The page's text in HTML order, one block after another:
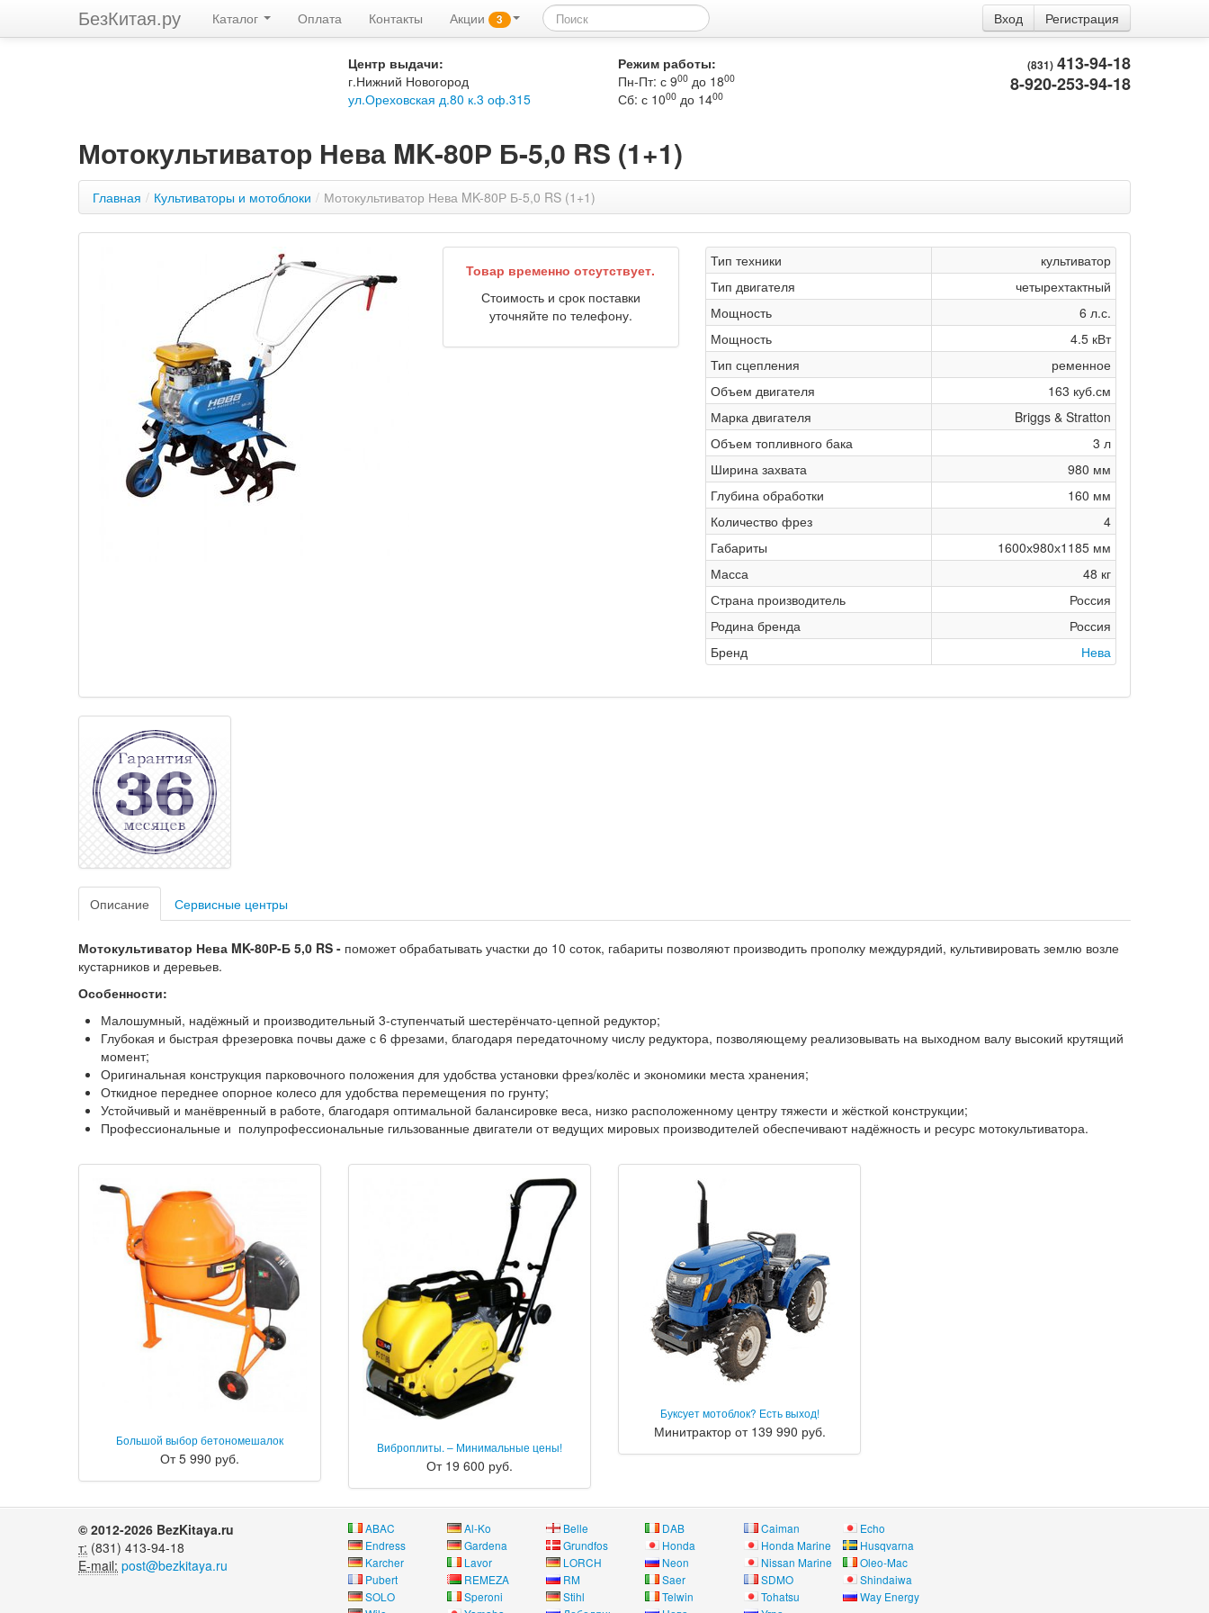
БезКитая.ру Каталог Оплата Контакты Акции 3 Вход Регистрация
Центр выдачи:
г.Нижний Новогород
ул.Ореховская д.80 к.3 оф.315
Режим работы:
Пн-Пт: с 900 до 1800
Сб: с 1000 до 1400
(831) 413-94-18
8-920-253-94-18
Мотокультиватор Нева MK-80Р Б-5,0 RS (1+1)
Главная / Культиваторы и мотоблоки / Мотокультиватор Нева MK-80Р Б-5,0 RS (1+1)
Товар временно отсутствует.
Стоимость и срок поставки
уточняйте по телефону.
Тип техники
культиватор
Тип двигателя
четырехтактный
Мощность
6 л.с.
Мощность
4.5 кВт
Тип сцепления
ременное
Объем двигателя
163 куб.см
Марка двигателя
Briggs & Stratton
Объем топливного бака
3 л
Ширина захвата
980 мм
Глубина обработки
160 мм
Количество фрез
4
Габариты
1600х980х1185 мм
Масса
48 кг
Страна производитель
Россия
Родина бренда
Россия
Бренд
Нева
Описание Сервисные центры
Мотокультиватор Нева MK-80Р-Б 5,0 RS - поможет обрабатывать участки до 10 соток, габариты позволяют производить прополку междурядий, культивировать землю возле
кустарников и деревьев.
Особенности:
Малошумный, надёжный и производительный 3-ступенчатый шестерёнчато-цепной редуктор;
Глубокая и быстрая фрезеровка почвы даже с 6 фрезами, благодаря передаточному числу редуктора, позволяющему реализовывать на выходном валу высокий крутящий
момент;
Оригинальная конструкция парковочного положения для удобства установки фрез/колёс и экономики места хранения;
Откидное переднее опорное колесо для удобства перемещения по грунту;
Устойчивый и манёвренный в работе, благодаря оптимальной балансировке веса, низко расположенному центру тяжести и жёсткой конструкции;
Профессиональные и полупрофессиональные гильзованные двигатели от ведущих мировых производителей обеспечивают надёжность и ресурс мотокультиватора.
Большой выбор бетономешалок
От 5 990 руб.
Виброплиты. – Минимальные цены!
От 19 600 руб.
Буксует мотоблок? Есть выход!
Минитрактор от 139 990 руб.
© 2012-2026 BezKitaya.ru
т: (831) 413-94-18
E-mail: post@bezkitaya.ru
ABAC Al-Ko Belle DAB Caiman
Echo
Endress
Gardena Grundfos Honda Honda Marine
Husqvarna
Karcher
Lavor LORCH Neon Nissan Marine
Oleo-Mac
Pubert
REMEZA RM Saer SDMO
Shindaiwa
SOLO
Speroni Stihl Telwin Tohatsu
Way Energy